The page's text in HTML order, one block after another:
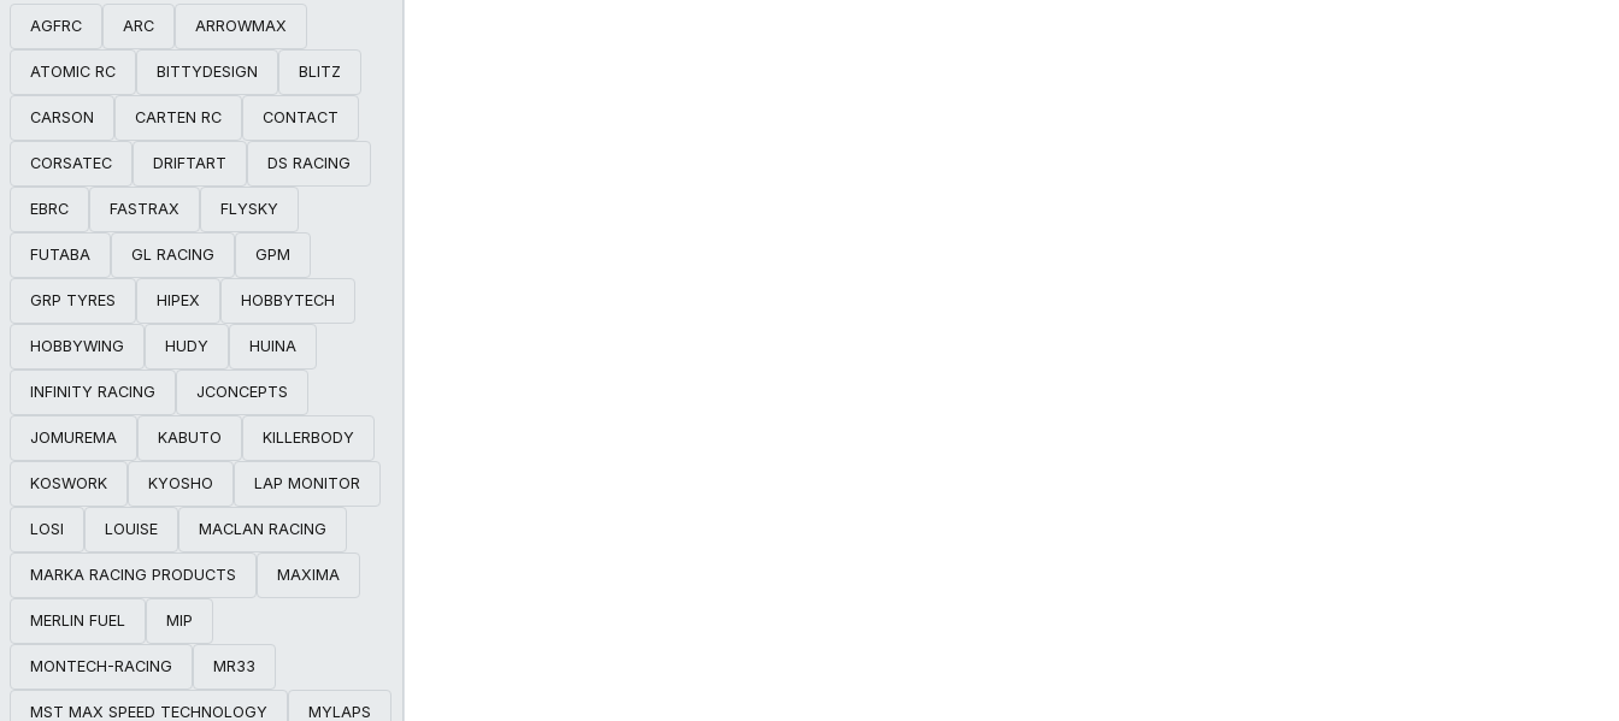
AGFRC ARC ARROWMAX
ATOMIC RC BITTYDESIGN BLITZ
CARSON CARTEN RC CONTACT
CORSATEC DRIFTART DS RACING
EBRC FASTRAX FLYSKY
FUTABA GL RACING GPM
GRP TYRES HIPEX HOBBYTECH
HOBBYWING HUDY HUINA
INFINITY RACING JCONCEPTS
JOMUREMA KABUTO KILLERBODY
KOSWORK KYOSHO LAP MONITOR
LOSI LOUISE MACLAN RACING
MARKA RACING PRODUCTS MAXIMA
MERLIN FUEL MIP
MONTECH-RACING MR33
MST MAX SPEED TECHNOLOGY MYLAPS